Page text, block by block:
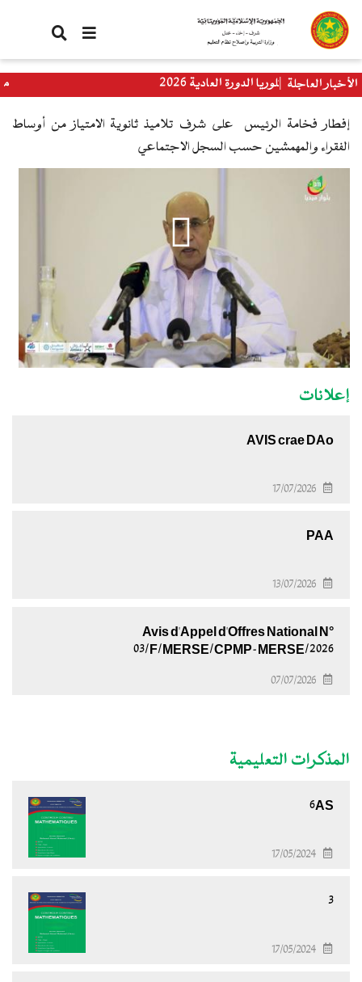
تجاوز
إلى
المحتوى
الرئيسي
الأخبار العاجلة
الباكلوريا الدورة العادية 2026
معالي
إعلانات
AVIS crae DAo
17/07/2026
PAA
13/07/2026
Avis d'Appel d'Offres National N°
03/F/MERSE/CPMP-MERSE/2026
07/07/2026
المذكرات التعليمية
6AS
17/05/2024
3
17/05/2024
إفطار فخامة الرئيس على شرف تلاميذ ثانوية الامتياز من أوساط
الفقراء والمهمشين حسب السجل الاجتماعي